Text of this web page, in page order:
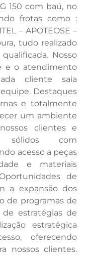
150 com baú, no
frotas como :
– APOTEOSE –
tudo realizado
Nosso
e o atendimento
cliente saia
Destaques
e totalmente
um ambiente
clientes e
sólidos com
acesso a peças
e materiais
de
a expansão dos
de programas de
estratégias de
estratégica
oferecendo
nossos clientes.